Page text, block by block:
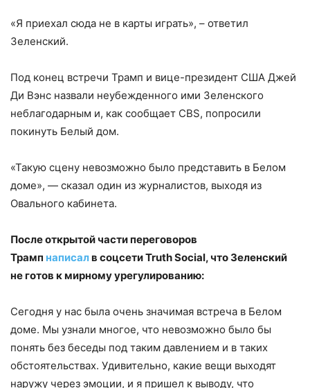
«Я приехал сюда не в карты играть», – ответил
Зеленский.
Под конец встречи Трамп и вице-президент США Джей
Ди Вэнс назвали неубежденного ими Зеленского
неблагодарным и, как сообщает CBS, попросили
покинуть Белый дом.
«Такую сцену невозможно было представить в Белом
доме», — сказал один из журналистов, выходя из
Овального кабинета.
После открытой части переговоров
Трамп написалв соцсети Truth Social, что Зеленский
не готов к мирному урегулированию:
Сегодня у нас была очень значимая встреча в Белом
доме. Мы узнали многое, что невозможно было бы
понять без беседы под таким давлением и в таких
обстоятельствах. Удивительно, какие вещи выходят
наружу через эмоции, и я пришел к выводу, что